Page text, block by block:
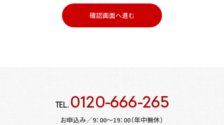
確認画面へ進む
TEL. 0120-666-265
お申込み／9：00～19：00（年中無休）